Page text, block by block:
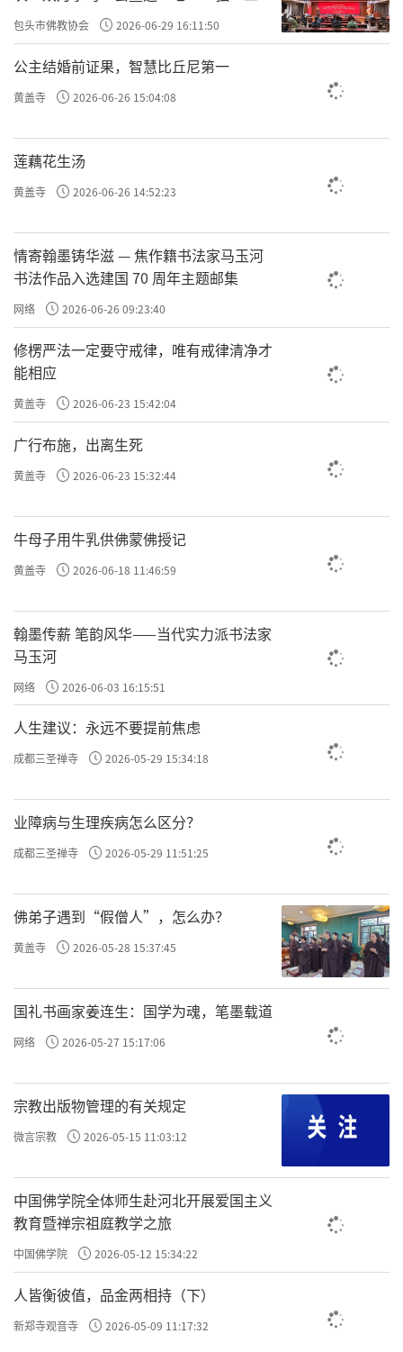
那就等同于失去了精神依托，
甚至于丧失活的兴趣。
如果能够懂得唯识学
所以我们要能够运用好《
》，
我们每一天都会喜欢去看，
报纸、看电视、看新闻，
尤其是前一段时间汶川大地震，
很多人都会天天关注，
当然内心之中也很感动，
因为内心之中这种善心、
这种同情心生起的缘故，
但是更重要的是什么？
除了我们要去，
认知和接收外界的信息之外，
我们有没有想过向内去看？
它里面有什么新闻？
内心的消息，心海的消息，
这个是更重要的！
要能够培养这种生命内在的觉知力，
因为我们所有的言行、乃至于起心动念，
即使已经成为过去，
也会在内心留下痕迹，
形成相应的心理力量。
在客观上来说，
所有的事情都会成为过去，
甚至于被逐渐地遗忘；
但是在内心之中留下的烙印，
在第八识阿赖耶识
之中所熏习的种子，
在生命品质之中所形成的记录，
它不会自动消失，
并且会积聚成为影响未来生命的力量。
爱”主题书画笔会
包头市佛教协会 2026-06-29 16:11:50
公主结婚前证果，智慧比丘尼第一
黄盖寺 2026-06-26 15:04:08
莲藕花生汤
黄盖寺 2026-06-26 14:52:23
情寄翰墨铸华滋 — 焦作籍书法家马玉河
书法作品入选建国 70 周年主题邮集
网络 2026-06-26 09:23:40
修楞严法一定要守戒律，唯有戒律清净才
能相应
黄盖寺 2026-06-23 15:42:04
广行布施，出离生死
黄盖寺 2026-06-23 15:32:44
牛母子用牛乳供佛蒙佛授记
黄盖寺 2026-06-18 11:46:59
翰墨传薪 笔韵风华——当代实力派书法家
马玉河
网络 2026-06-03 16:15:51
人生建议：永远不要提前焦虑
成都三圣禅寺 2026-05-29 15:34:18
业障病与生理疾病怎么区分？
成都三圣禅寺 2026-05-29 11:51:25
佛弟子遇到“假僧人”，怎么办？
黄盖寺 2026-05-28 15:37:45
国礼书画家姜连生：国学为魂，笔墨载道
网络 2026-05-27 15:17:06
宗教出版物管理的有关规定
微言宗教 2026-05-15 11:03:12
中国佛学院全体师生赴河北开展爱国主义
教育暨禅宗祖庭教学之旅
中国佛学院 2026-05-12 15:34:22
人皆衡彼值，品金两相持（下）
新郑寺观音寺 2026-05-09 11:17:32